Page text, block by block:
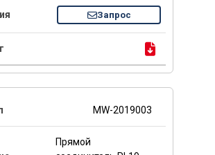
Запрос
MW-2019003
Прямой